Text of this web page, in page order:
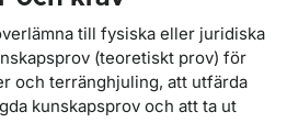
till fysiska eller juridiska
(teoretiskt prov) för
och terränghjuling, att utfärda
kunskapsprov och att ta ut